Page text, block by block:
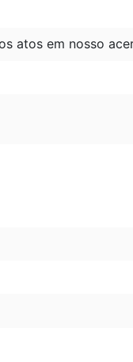
atos em nosso